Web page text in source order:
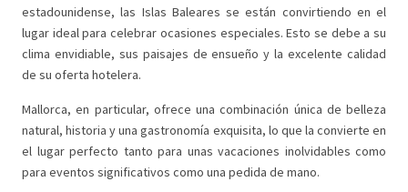
estadounidense, las Islas Baleares se están convirtiendo en el
lugar ideal para celebrar ocasiones especiales. Esto se debe a su
clima envidiable, sus paisajes de ensueño y la excelente calidad
de su oferta hotelera.
Mallorca, en particular, ofrece una combinación única de belleza
natural, historia y una gastronomía exquisita, lo que la convierte en
el lugar perfecto tanto para unas vacaciones inolvidables como
para eventos significativos como una pedida de mano.